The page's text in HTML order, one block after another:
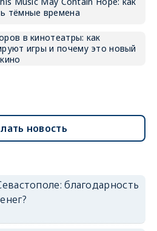
тёмные времена
в кинотеатры: как
игры и почему это новый
новость
благодарность